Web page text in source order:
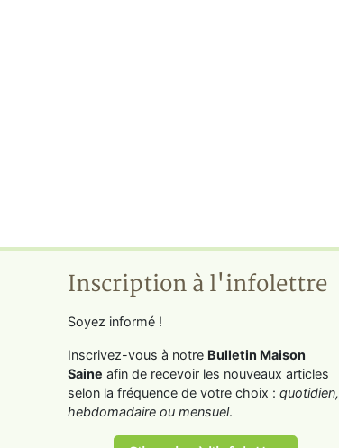
Inscription à l'infolettre
Soyez informé !
Inscrivez-vous à notre Bulletin Maison
Saine afin de recevoir les nouveaux articles
selon la fréquence de votre choix : quotidien,
hebdomadaire ou mensuel.